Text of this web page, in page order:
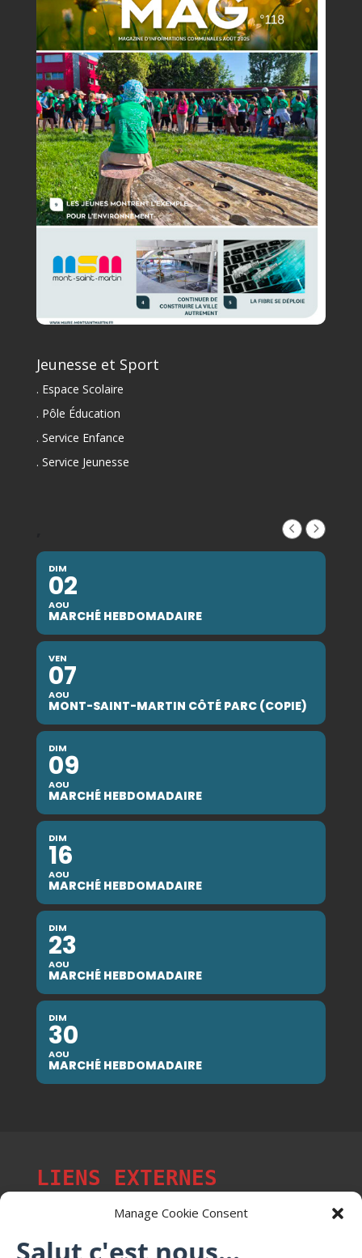
Manage Cookie Consent
Jeunesse et Sport
. Espace Scolaire
. Pôle Éducation
. Service Enfance
. Service Jeunesse
DIM
02
AOU
MARCHÉ HEBDOMADAIRE
VEN
07
AOU
MONT-SAINT-MARTIN CÔTÉ PARC (COPIE)
DIM
09
AOU
MARCHÉ HEBDOMADAIRE
DIM
16
AOU
MARCHÉ HEBDOMADAIRE
DIM
23
AOU
MARCHÉ HEBDOMADAIRE
DIM
30
AOU
MARCHÉ HEBDOMADAIRE
LIENS EXTERNES